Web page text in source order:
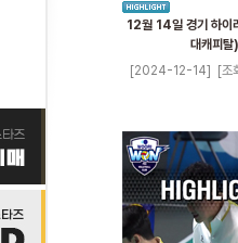
12월 14일 경기 하이
대캐피탈)
[2024-12-14]
[조